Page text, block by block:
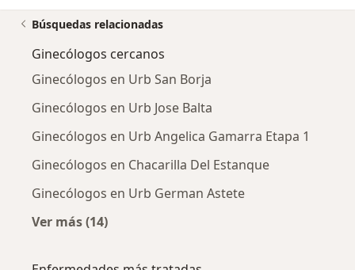
Búsquedas relacionadas
Ginecólogos cercanos
Ginecólogos en Urb San Borja
Ginecólogos en Urb Jose Balta
Ginecólogos en Urb Angelica Gamarra Etapa 1
Ginecólogos en Chacarilla Del Estanque
Ginecólogos en Urb German Astete
Ver más (14)